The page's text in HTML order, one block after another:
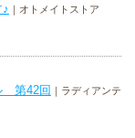
｜オトメイトストア
第42回 ｜ラディアンテ